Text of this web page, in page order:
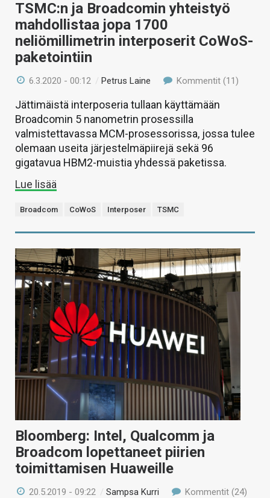
TSMC:n ja Broadcomin yhteistyö
mahdollistaa jopa 1700
neliömillimetrin interposerit CoWoS-
paketointiin
6.3.2020 - 00:12 /Petrus Laine Kommentit (11)
Jättimäistä interposeria tullaan käyttämään
Broadcomin 5 nanometrin prosessilla
valmistettavassa MCM-prosessorissa, jossa tulee
olemaan useita järjestelmäpiirejä sekä 96
gigatavua HBM2-muistia yhdessä paketissa.
Lue lisää
Broadcom CoWoS Interposer TSMC
Bloomberg: Intel, Qualcomm ja
Broadcom lopettaneet piirien
toimittamisen Huaweille
20.5.2019 - 09:22 /Sampsa Kurri Kommentit (24)